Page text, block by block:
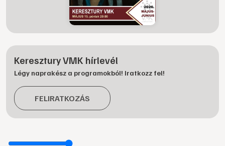
Keresztury VMK hírlevél
Légy naprakész a programokból! Iratkozz fel!
FELIRATKOZÁS